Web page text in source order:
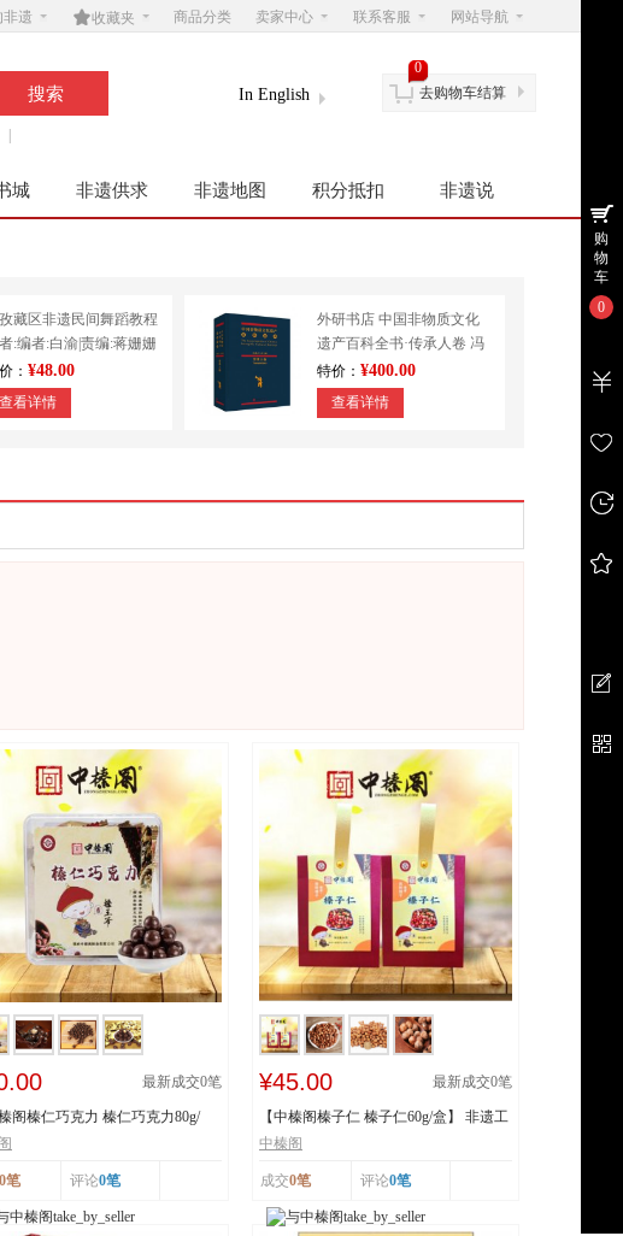
非遗 󰄓收藏夹 商品分类 卖家中心 联系客服 网站导航
In English 去购物车结算
0
城 非遗供求 非遗地图 积分抵扣 非遗说
藏区非遗民间舞蹈教程
:编者:白渝|责编:蒋姗姗
社:四川大学
： ¥48.00
查看详情
外研书店 中国非物质文化
遗产百科全书·传承人卷 冯
骥才 民间文学 其他
特价： ¥400.00
查看详情
最新成交0笔
榛阁榛仁巧克力 榛仁巧克力80g/
遗工艺 ...
0笔 评论0笔
¥45.00 最新成交0笔
【中榛阁榛子仁 榛子仁60g/盒】 非遗工
艺 榛香浓郁
中榛阁
成交0笔 评论0笔
购
物
车
0